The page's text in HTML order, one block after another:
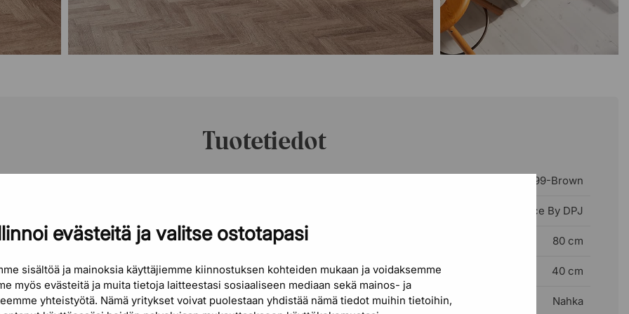
evästeitä ja valitse ostotapasi
sisältöä ja mainoksia käyttäjiemme kiinnostuksen kohteiden mukaan ja voidaksemme
myös evästeitä ja muita tietoja laitteestasi sosiaaliseen mediaan sekä mainos- ja
yhteistyötä. Nämä yritykset voivat puolestaan ​​yhdistää nämä tiedot muihin tietoihin,
– eleganttien
kehittänyt ja
keskittyen
haluat ympäröidä
heijastaa
Tuotetiedot
999999-Brown
Choice By DPJ
Pituus 80 cm
Syvyys 40 cm
Materiaali Nahka